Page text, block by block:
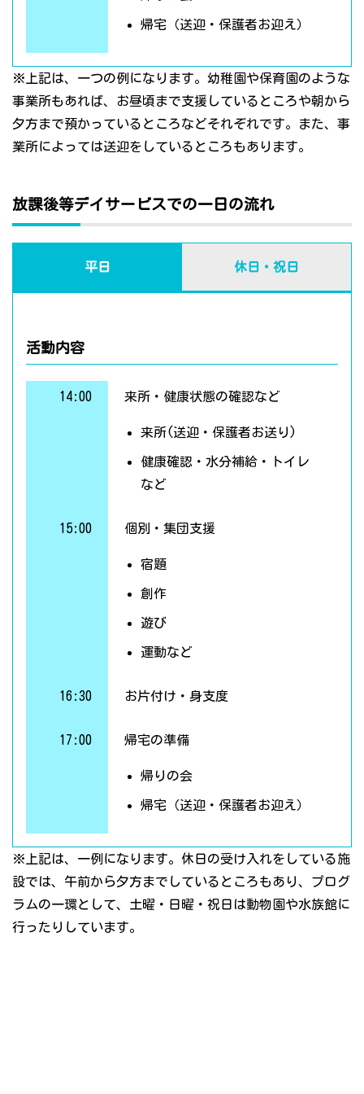
帰宅（送迎・保護者お迎え）
※上記は、一つの例になります。幼稚園や保育園のような
事業所もあれば、お昼頃まで支援しているところや朝から
夕方まで預かっているところなどそれぞれです。また、事
業所によっては送迎をしているところもあります。
放課後等デイサービスでの一日の流れ
平日 休日・祝日
活動内容
14:00 来所・健康状態の確認など
来所(送迎・保護者お送り)
健康確認・水分補給・トイレ
など
15:00 個別・集団支援
宿題
創作
遊び
運動など
16:30 お片付け・身支度
17:00 帰宅の準備
帰りの会
帰宅（送迎・保護者お迎え）
※上記は、一例になります。休日の受け入れをしている施
設では、午前から夕方までしているところもあり、プログ
ラムの一環として、土曜・日曜・祝日は動物園や水族館に
行ったりしています。